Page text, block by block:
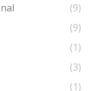
(9)
(9)
(1)
(3)
(1)